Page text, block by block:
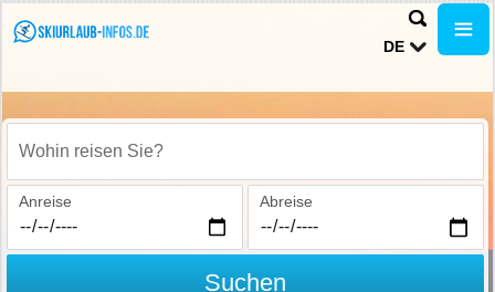
DE
Wohin reisen Sie?
Anreise Abreise
Suchen